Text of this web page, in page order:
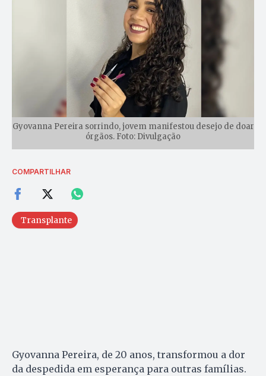
Gyovanna Pereira sorrindo, jovem manifestou desejo de doar
órgãos. Foto: Divulgação
COMPARTILHAR
Transplante
Gyovanna Pereira, de 20 anos, transformou a dor
da despedida em esperança para outras famílias.